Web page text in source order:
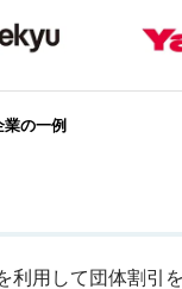
業の一例
用して団体割引